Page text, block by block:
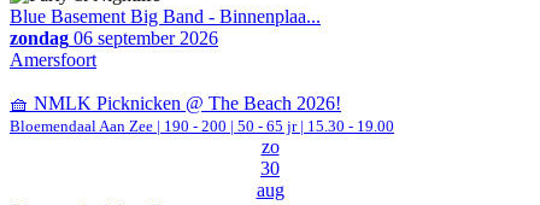
Blue Basement Big Band - Binnenplaa...
zondag 06 september 2026
Amersfoort
🧺 NMLK Picknicken @ The Beach 2026!
Bloemendaal Aan Zee | 190 - 200 | 50 - 65 jr | 15.30 - 19.00
zo
30
aug